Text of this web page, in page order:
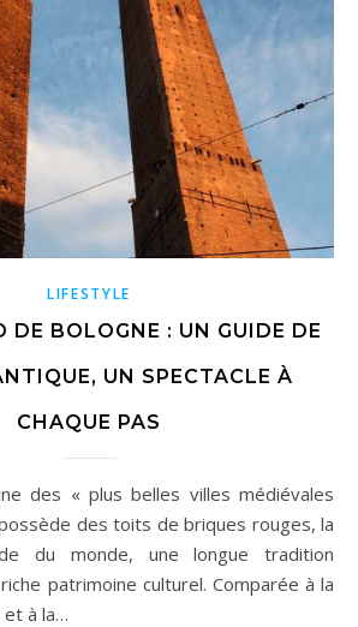
LIFESTYLE
DE BOLOGNE : UN GUIDE DE
UN SPECTACLE À
CHAQUE PAS
des toits de briques rouges, la
du monde, une longue tradition
patrimoine culturel. Comparée à la
et à la…